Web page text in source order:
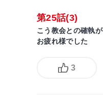
第25話(3)
こう教会との確執
お疲れ様でした
3